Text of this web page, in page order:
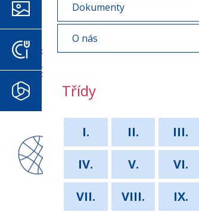
Dokumenty
O nás
Třídy
I. II.
III.
IV.
V.
VI.
VII.
VIII. IX.
FOTOGALERIE
JÍDELNÍČEK
MICROSOFT 365